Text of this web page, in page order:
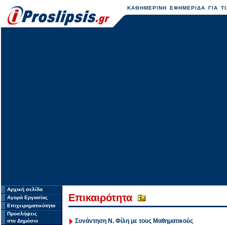
ΚΑΘΗΜΕΡΙΝΗ ΕΦΗΜΕΡΙΔΑ ΓΙΑ
Αρχική σελίδα
Αγορά Εργασίας
Επιχειρηματικότητα
Προσλήψεις
στο Δημόσιο
Επικαιρότητα
Συνάντηση Ν. Φίλη με τους Μαθηματικούς